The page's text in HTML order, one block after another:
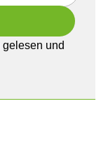
gelesen und